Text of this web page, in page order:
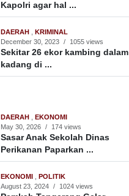
Kapolri agar hal ...
DAERAH
KRIMINAL
December 30, 2023 / 1055 views
Sekitar 26 ekor kambing dalam
kadang di ...
DAERAH
EKONOMI
May 30, 2026 / 174 views
Sasar Anak Sekolah Dinas
Perikanan Paparkan ...
EKONOMI
POLITIK
August 23, 2024 / 1024 views